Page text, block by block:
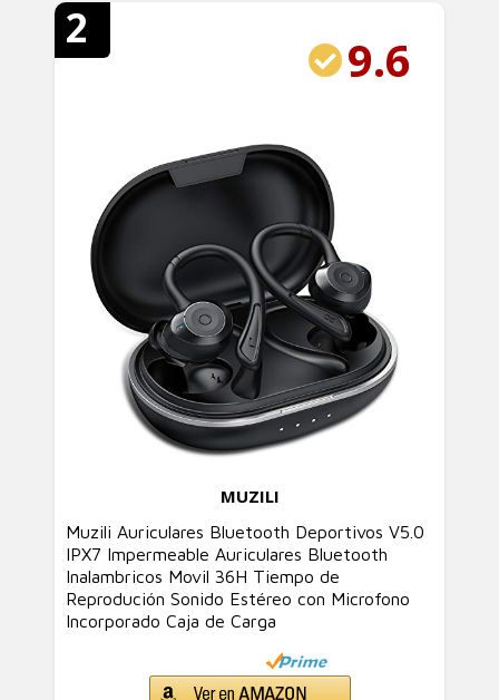
2
9.6
MUZILI
Muzili Auriculares Bluetooth Deportivos V5.0
IPX7 Impermeable Auriculares Bluetooth
Inalambricos Movil 36H Tiempo de
Reprodución Sonido Estéreo con Microfono
Incorporado Caja de Carga